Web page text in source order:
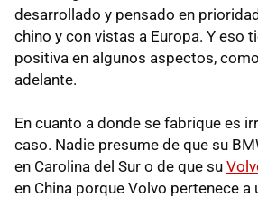
desarrollado y pensado en
chino y con vistas a Europa. Y eso
positiva en algunos aspectos,
adelante.
En cuanto a donde se fabrique es
caso. Nadie presume de que su
en Carolina del Sur o de que su
en China porque Volvo pertenece a